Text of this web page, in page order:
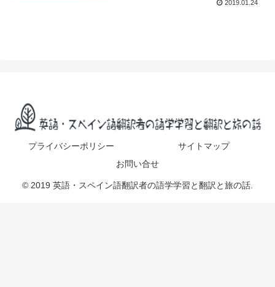
2019.01.24
プライバシーポリシー
サイトマップ
お問い合せ
© 2019 英語・スペイン語翻訳者の語学学習と翻訳と旅の話.